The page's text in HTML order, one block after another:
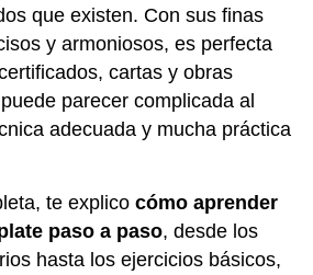
que existen. Con sus finas
y armoniosos, es perfecta
cartas y obras
parecer complicada al
adecuada y mucha práctica
te explico cómo aprender
paso a paso, desde los
hasta los ejercicios básicos,